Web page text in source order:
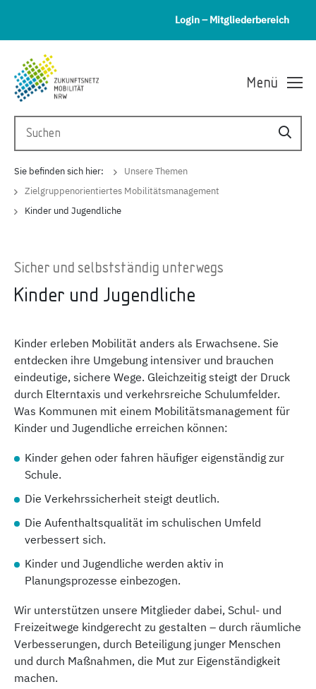
Login – Mitgliederbereich
Menü
Sie befinden sich hier:
Unsere Themen
Zielgruppenorientiertes Mobilitätsmanagement
Kinder und Jugendliche
Sicher und selbstständig unterwegs
Kinder und Jugendliche
Kinder erleben Mobilität anders als Erwachsene. Sie
entdecken ihre Umgebung intensiver und brauchen
eindeutige, sichere Wege. Gleichzeitig steigt der Druck
durch Elterntaxis und verkehrsreiche Schulumfelder.
Was Kommunen mit einem Mobilitätsmanagement für
Kinder und Jugendliche erreichen können:
Kinder gehen oder fahren häufiger eigenständig zur
Schule.
Die Verkehrssicherheit steigt deutlich.
Die Aufenthaltsqualität im schulischen Umfeld
verbessert sich.
Kinder und Jugendliche werden aktiv in
Planungsprozesse einbezogen.
Wir unterstützen unsere Mitglieder dabei, Schul- und
Freizeitwege kindgerecht zu gestalten – durch räumliche
Verbesserungen, durch Beteiligung junger Menschen
und durch Maßnahmen, die Mut zur Eigenständigkeit
machen.